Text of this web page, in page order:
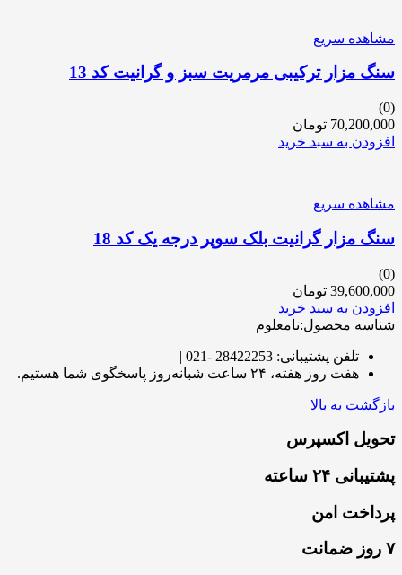
مشاهده سریع
سنگ مزار ترکیبی مرمریت سبز و گرانیت کد 13
(0)
70,200,000 تومان
افزودن به سبد خرید
مشاهده سریع
سنگ مزار گرانیت بلک سوپر درجه یک کد 18
(0)
39,600,000 تومان
افزودن به سبد خرید
شناسه محصول:نامعلوم
تلفن پشتیبانی: 28422253 -021 |
هفت روز هفته، ۲۴ ساعت شبانه‌روز پاسخگوی شما هستیم.
بازگشت به بالا
تحویل اکسپرس
پشتیبانی ۲۴ ساعته
پرداخت امن
۷ روز ضمانت